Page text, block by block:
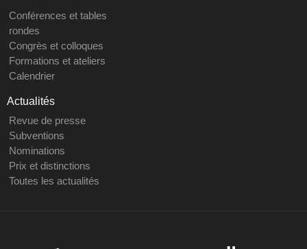
Conférences et tables
rondes
Congrès et colloques
Formations et ateliers
Calendrier
Actualités
Revue de presse
Subventions
Nominations
Prix et distinctions
Toutes les actualités